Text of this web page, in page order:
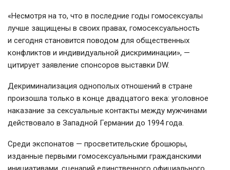
«Несмотря на то, что в последние годы гомосексуалы
лучше защищены в своих правах, гомосексуальность
и сегодня становится поводом для общественных
конфликтов и индивидуальной дискриминации», —
цитирует заявление спонсоров выставки DW.
Декриминализация однополых отношений в стране
произошла только в конце двадцатого века: уголовное
наказание за сексуальные контакты между мужчинами
действовало в Западной Германии до 1994 года.
Среди экспонатов — просветительские брошюры,
изданные первыми гомосексуальными гражданскими